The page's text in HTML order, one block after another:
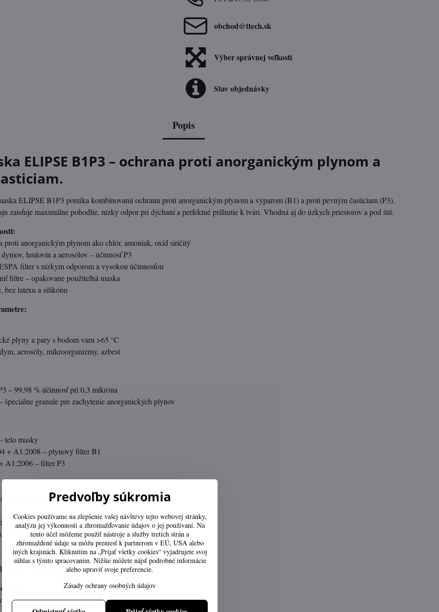
obchod​@ttech​.sk
Výber správnej veľkosti
Stav objednávky
Popis
ELIPSE B1P3 – ochrana proti anorganickým plynom a
ELIPSE B1P3 ponúka kombinovanú ochranu proti anorganickým plynom a výparom (B1) a proti pevným časticiam (P3).
zaisťuje maximálne pohodlie, nízky odpor pri dýchaní a perfektné priľnutie k tvári. Vhodná aj do úzkych priestorov a pod štít.
proti anorganickým plynom ako chlór, amoniak, oxid siričitý
hmlovín a aerosólov – účinnosť P3
filter s nízkym odporom a vysokou účinnosťou
filtre – opakovane použiteľná maska
bez latexu a silikónu
plyny a pary s bodom varu >65 °C
aerosóly, mikroorganizmy, azbest
– 99,98 % účinnosť pri 0,3 mikróna
špeciálne granule pre zachytenie anorganických plynov
telo masky
+ A1:2008 – plynový filter B1
A1:2006 – filter P3
elastomér) – mäkký, bez zápachu
membrána: silikón
elastický, nastaviteľný
g
3 roky (maska aj filtre)
s výskytom anorganických plynov a prachových častíc
Predvoľby súkromia
Cookies používame na zlepšenie vašej návštevy tejto webovej stránky,
analýzu jej výkonnosti a zhromažďovanie údajov o jej používaní. Na
tento účel môžeme použiť nástroje a služby tretích strán a
zhromaždené údaje sa môžu preniesť k partnerom v EÚ, USA alebo
iných krajinách. Kliknutím na „Prijať všetky cookies“ vyjadrujete svoj
súhlas s týmto spracovaním. Nižšie môžete nájsť podrobné informácie
alebo upraviť svoje preferencie.
Zásady ochrany osobných údajov